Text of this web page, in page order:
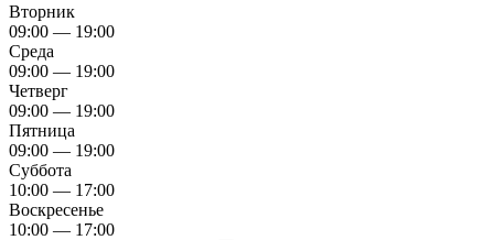
Вторник
09:00 — 19:00
Среда
09:00 — 19:00
Четверг
09:00 — 19:00
Пятница
09:00 — 19:00
Суббота
10:00 — 17:00
Воскресенье
10:00 — 17:00